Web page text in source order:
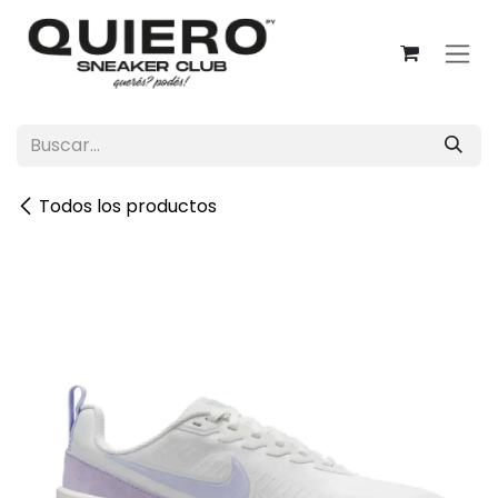
Ir al contenido
Todos los productos